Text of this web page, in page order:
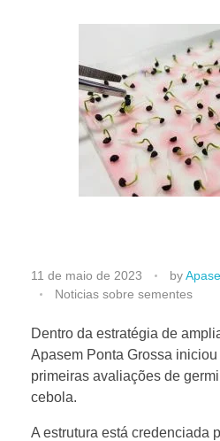
L
a
s
A
11 de maio de 2023 by
Noticias sobre sementes
Dentro da estratégia de
Apasem Ponta Grossa
primeiras avaliações de
cebola.
A estrutura está credenciada